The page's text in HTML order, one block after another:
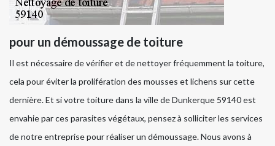
pour un démoussage de toiture
Il est nécessaire de vérifier et de nettoyer fréquemment la toiture,
cela pour éviter la prolifération des mousses et lichens sur cette
dernière. Et si votre toiture dans la ville de Dunkerque 59140 est
envahie par ces parasites végétaux, pensez à solliciter les services
de notre entreprise pour réaliser un démoussage. Nous avons à